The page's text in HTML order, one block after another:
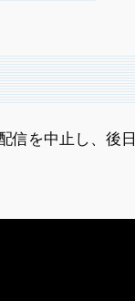
信を中止し、後